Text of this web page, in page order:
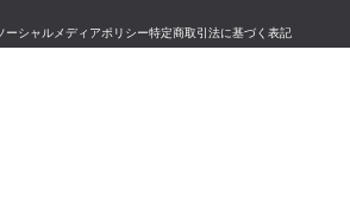
ーシャルメディアポリシー特定商取引法に基づく表記